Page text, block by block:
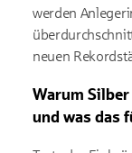
werden
neuen
Warum
und was das